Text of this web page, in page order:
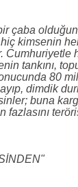
çaba
kimsenin
tankını,
80
dimdik
buna
fazlasını